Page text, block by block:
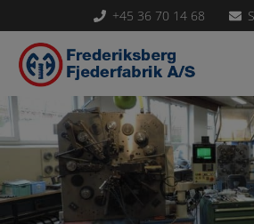
indholdet
+45 36 70 14 68